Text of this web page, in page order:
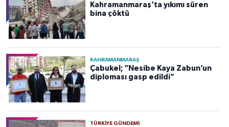
Kahramanmaraş'ta yıkımı süren
bina çöktü
KAHRAMANMARAŞ
Çabukel; “Nesibe Kaya Zabun’un
diploması gasp edildi”
TÜRKIYE GÜNDEMI